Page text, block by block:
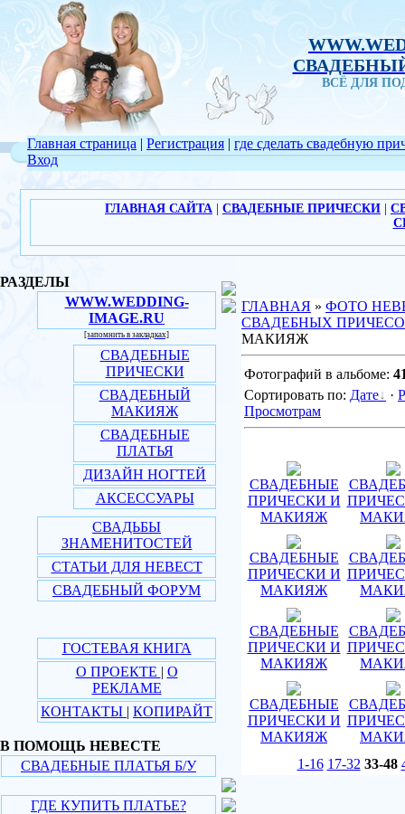
ВСЁ ДЛЯ
Главная страница | Регистрация |
Вход
где сделать свадебную
ГЛАВНАЯ САЙТА СВАДЕБНЫЕ ПРИЧЕСКИ
РАЗДЕЛЫ
WWW.WEDDING-
IMAGE.RU
[запомнить в закладках]
СВАДЕБНЫЕ
ПРИЧЕСКИ
СВАДЕБНЫЙ
МАКИЯЖ
СВАДЕБНЫЕ
ПЛАТЬЯ
ДИЗАЙН НОГТЕЙ
АКСЕССУАРЫ
СВАДЬБЫ
ЗНАМЕНИТОСТЕЙ
СТАТЬИ ДЛЯ НЕВЕСТ
СВАДЕБНЫЙ ФОРУМ
ГОСТЕВАЯ КНИГА
О ПРОЕКТЕ | О
РЕКЛАМЕ
КОНТАКТЫ | КОПИРАЙТ
В ПОМОЩЬ НЕВЕСТЕ
СВАДЕБНЫЕ ПЛАТЬЯ Б/У
ГДЕ КУПИТЬ ПЛАТЬЕ?
ГЛАВНАЯ » ФОТО
СВАДЕБНЫХ
МАКИЯЖ
Фотографий в альбоме:
Сортировать по: Дате ·
Просмотрам
СВАДЕБНЫЕ
ПРИЧЕСКИ И
МАКИЯЖ
СВАДЕБНЫЕ
ПРИЧЕСКИ И
МАКИЯЖ
СВАДЕБНЫЕ
ПРИЧЕСКИ И
МАКИЯЖ
СВАДЕБНЫЕ
ПРИЧЕСКИ И
МАКИЯЖ
1-16 17-32 33-48